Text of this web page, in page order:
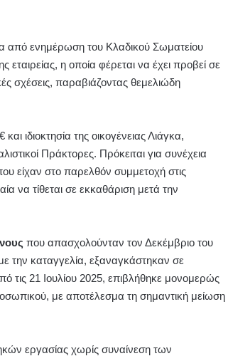
από ενημέρωση του Κλαδικού Σωματείου
εταιρείας, η οποία φέρεται να έχει προβεί σε
σχέσεις, παραβιάζοντας θεμελιώδη
ιδιοκτησία της οικογένειας Λιάγκα,
Πράκτορες. Πρόκειται για συνέχεια
είχαν στο παρελθόν συμμετοχή στις
να τίθεται σε εκκαθάριση μετά την
που απασχολούνταν τον Δεκέμβριο του
την καταγγελία, εξαναγκάστηκαν σε
τις 21 Ιουλίου 2025, επιβλήθηκε μονομερώς
με αποτέλεσμα τη σημαντική μείωση
εργασίας χωρίς συναίνεση των